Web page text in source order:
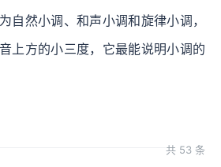
自然小调、和声小调和旋律小调，
上方的小三度，它最能说明小调的
共 53 条